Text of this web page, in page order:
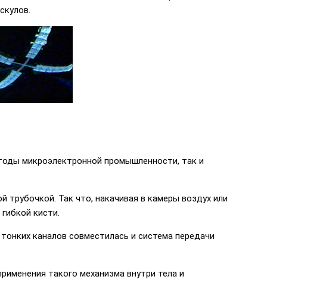
микроэлектронной промышленности, так и
Так что, накачивая в камеры воздух или
кисти.
каналов совместилась и система передачи
такого механизма внутри тела и